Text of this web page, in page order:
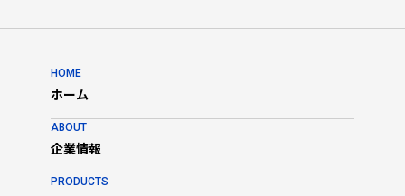
HOME
ホーム
ABOUT
企業情報
PRODUCTS